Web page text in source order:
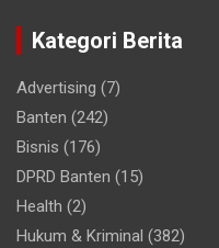
Kategori Berita
Advertising (7)
Banten (242)
Bisnis (176)
DPRD Banten (15)
Health (2)
Hukum & Kriminal (382)